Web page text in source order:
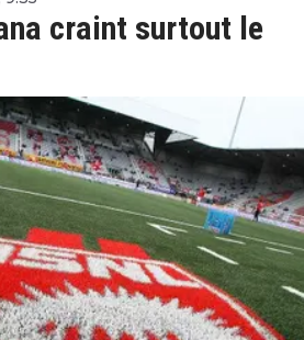
craint surtout le